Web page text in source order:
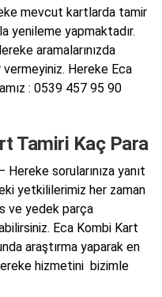
mevcut kartlarda tamir
yenileme yapmaktadır.
aramalarınızda
Hereke Eca
: 0539 457 95 90
Tamiri Kaç Para
sorularınıza yanıt
yetkililerimiz her zaman
ve yedek parça
Eca Kombi Kart
araştırma yaparak en
hizmetini bizimle